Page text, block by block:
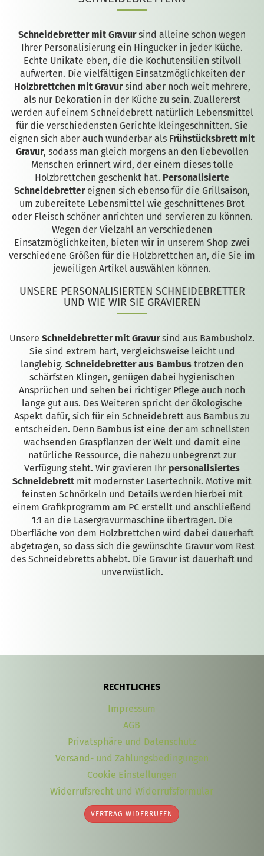
Schneidebretter mit Gravursind alleine schon wegen
Ihrer Personalisierung ein Hingucker in jeder Küche.
Echte Unikate eben, die die Kochutensilien stilvoll
aufwerten. Die vielfältigen Einsatzmöglichkeiten der
Holzbrettchen mit Gravursind aber noch weit mehrere,
als nur Dekoration in der Küche zu sein. Zuallererst
werden auf einem Schneidebrett natürlich Lebensmittel
für die verschiedensten Gerichte kleingeschnitten. Sie
eignen sich aber auch wunderbar als Frühstücksbrett mit
Gravur, sodass man gleich morgens an den liebevollen
Menschen erinnert wird, der einem dieses tolle
Holzbrettchen geschenkt hat. Personalisierte
Schneidebrettereignen sich ebenso für die Grillsaison,
um zubereitete Lebensmittel wie geschnittenes Brot
oder Fleisch schöner anrichten und servieren zu können.
Wegen der Vielzahl an verschiedenen
Einsatzmöglichkeiten, bieten wir in unserem Shop zwei
verschiedene Größen für die Holzbrettchen an, die Sie im
jeweiligen Artikel auswählen können.
UNSERE PERSONALISIERTEN SCHNEIDEBRETTER
UND WIE WIR SIE GRAVIEREN
Unsere Schneidebretter mit Gravursind aus Bambusholz.
Sie sind extrem hart, vergleichsweise leicht und
langlebig. Schneidebretter aus Bambus trotzen den
schärfsten Klingen, genügen dabei hygienischen
Ansprüchen und sehen bei richtiger Pflege auch noch
lange gut aus. Des Weiteren spricht der ökologische
Aspekt dafür, sich für ein Schneidebrett aus Bambus zu
entscheiden. Denn Bambus ist eine der am schnellsten
wachsenden Graspflanzen der Welt und damit eine
natürliche Ressource, die nahezu unbegrenzt zur
Verfügung steht. Wir gravieren Ihr personalisiertes
Schneidebrett mit modernster Lasertechnik. Motive mit
feinsten Schnörkeln und Details werden hierbei mit
einem Grafikprogramm am PC erstellt und anschließend
1:1 an die Lasergravurmaschine übertragen. Die
Oberfläche von dem Holzbrettchen wird dabei dauerhaft
abgetragen, so dass sich die gewünschte Gravur vom Rest
des Schneidebretts abhebt. Die Gravur ist dauerhaft und
unverwüstlich.
RECHTLICHES
Impressum
AGB
Privatsphäre und Datenschutz
Versand- und Zahlungsbedingungen
Cookie Einstellungen
Widerrufsrecht und Widerrufsformular
VERTRAG WIDERRUFEN